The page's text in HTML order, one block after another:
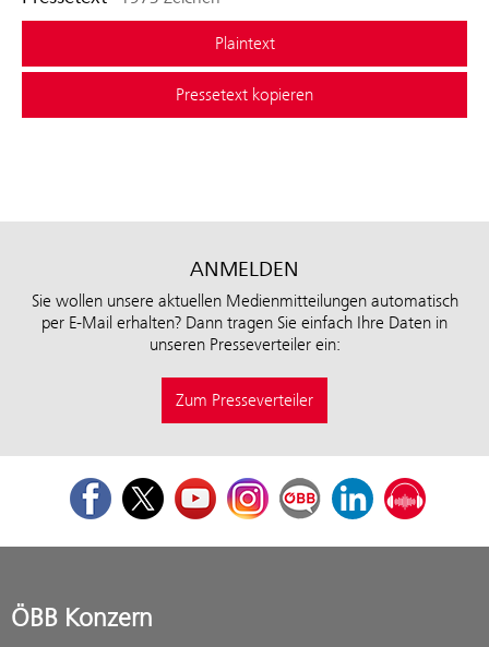
Plaintext
Pressetext kopieren
ANMELDEN
Sie wollen unsere aktuellen Medienmitteilungen automatisch
per E-Mail erhalten? Dann tragen Sie einfach Ihre Daten in
unseren Presseverteiler ein:
Zum Presseverteiler
FacebookTwitterYoutubeInstagramÖBB Corporate Blog
LinkedInPodcast
ÖBB Konzern